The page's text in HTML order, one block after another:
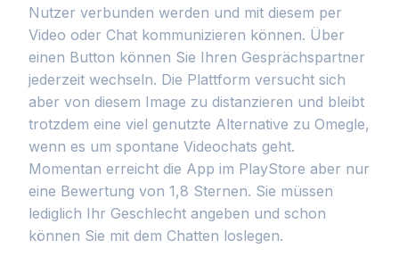
Nutzer verbunden werden und mit diesem per
Video oder Chat kommunizieren können. Über
einen Button können Sie Ihren Gesprächspartner
jederzeit wechseln. Die Plattform versucht sich
aber von diesem Image zu distanzieren und bleibt
trotzdem eine viel genutzte Alternative zu Omegle,
wenn es um spontane Videochats geht.
Momentan erreicht die App im PlayStore aber nur
eine Bewertung von 1,8 Sternen. Sie müssen
lediglich Ihr Geschlecht angeben und schon
können Sie mit dem Chatten loslegen.